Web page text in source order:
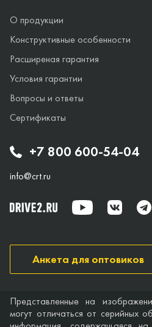
+7 800 600-54-04
info@crt.ru
О продукции
Конструктивные особенности
Расширеная гарантия
Условия гарантии
Вопросы и ответы
Сертификаты
Анкета для оптовиков
Представленные на
могут отличаться от серийных